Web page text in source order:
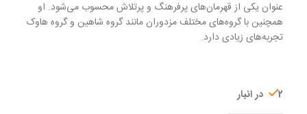
عنوان یکی از قهرمان‌های پرفرهنگ و پرتلاش محسوب می‌شود. او
همچنین با گروه‌های مختلف مزدوران مانند گروه شاهین و گروه هاوک
تجربه‌های زیادی دارد.
2 در انبار